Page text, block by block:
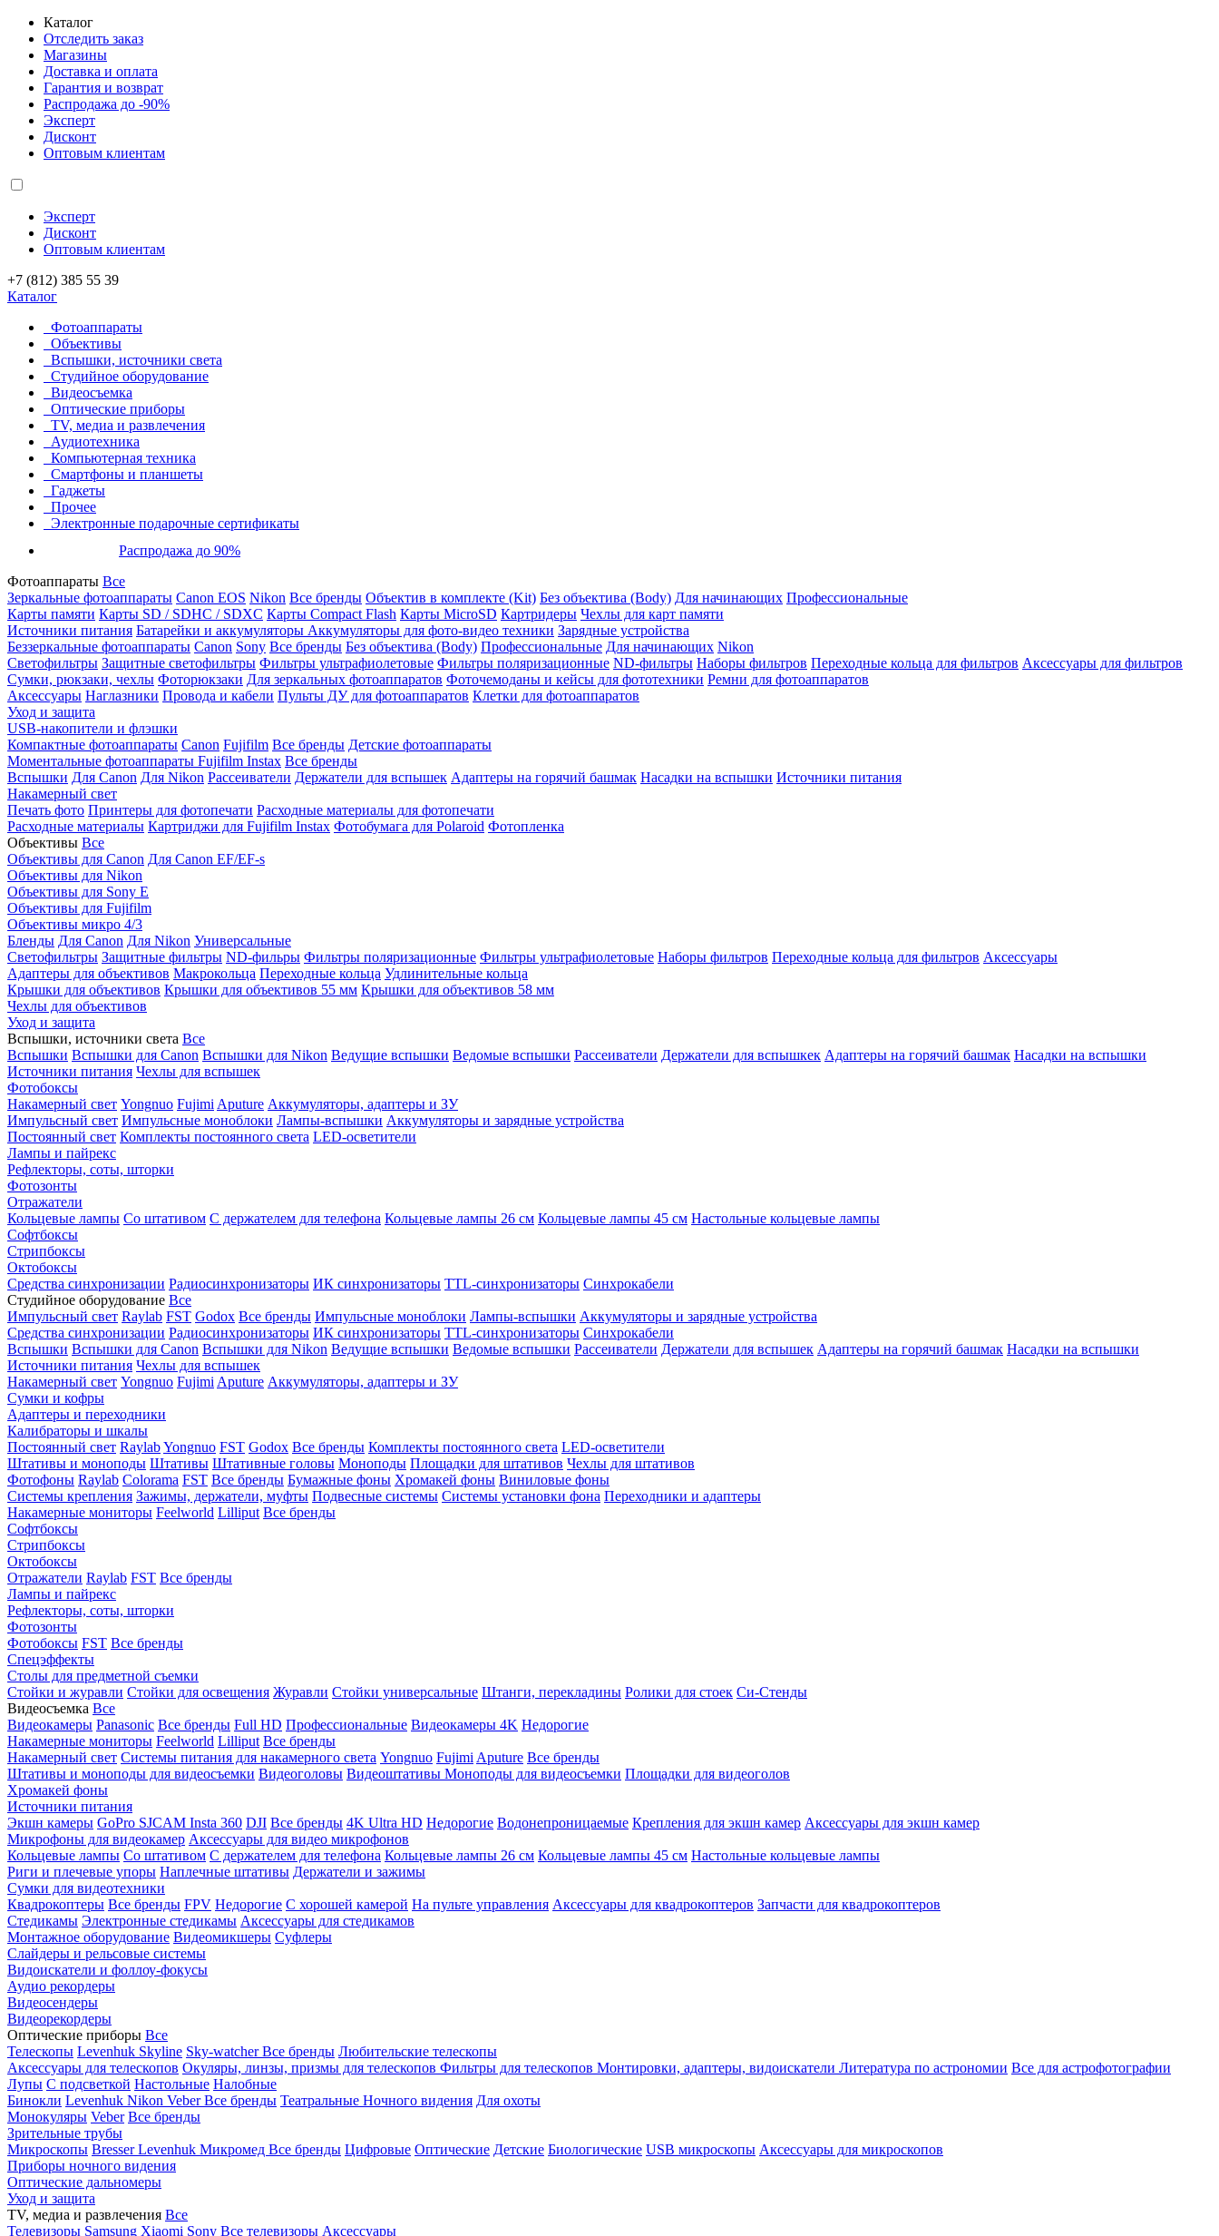
Каталог
Отследить заказ
Магазины
Доставка и оплата
Гарантия и возврат
Распродажа до -90%
Эксперт
Дисконт
Оптовым клиентам
Эксперт
Дисконт
Оптовым клиентам
+7 (812) 385 55 39
Каталог
Фотоаппараты
Объективы
Вспышки, источники света
Студийное оборудование
Видеосъемка
Оптические приборы
TV, медиа и развлечения
Аудиотехника
Компьютерная техника
Смартфоны и планшеты
Гаджеты
Прочее
Электронные подарочные сертификаты
Распродажа до 90%
Фотоаппараты Все
Зеркальные фотоаппараты Canon EOS Nikon Все бренды Объектив в комплекте (Kit) Без объектива (Body) Для начинающих Профессиональные
Карты памяти Карты SD / SDHC / SDXC Карты Compact Flash Карты MicroSD Картридеры Чехлы для карт памяти
Источники питания Батарейки и аккумуляторы Аккумуляторы для фото-видео техники Зарядные устройства
Беззеркальные фотоаппараты Canon Sony Все бренды Без объектива (Body) Профессиональные Для начинающих Nikon
Светофильтры Защитные светофильтры Фильтры ультрафиолетовые Фильтры поляризационные ND-фильтры Наборы фильтров Переходные кольца для фильтров Аксессуары для фильтров
Сумки, рюкзаки, чехлы Фоторюкзаки Для зеркальных фотоаппаратов Фоточемоданы и кейсы для фототехники Ремни для фотоаппаратов
Аксессуары Наглазники Провода и кабели Пульты ДУ для фотоаппаратов Клетки для фотоаппаратов
Уход и защита
USB-накопители и флэшки
Компактные фотоаппараты Canon Fujifilm Все бренды Детские фотоаппараты
Моментальные фотоаппараты Fujifilm Instax Все бренды
Вспышки Для Canon Для Nikon Рассеиватели Держатели для вспышек Адаптеры на горячий башмак Насадки на вспышки Источники питания
Накамерный свет
Печать фото Принтеры для фотопечати Расходные материалы для фотопечати
Расходные материалы Картриджи для Fujifilm Instax Фотобумага для Polaroid Фотопленка
Объективы Все
Объективы для Canon Для Canon EF/EF-s
Объективы для Nikon
Объективы для Sony E
Объективы для Fujifilm
Объективы микро 4/3
Бленды Для Canon Для Nikon Универсальные
Светофильтры Защитные фильтры ND-фильры Фильтры поляризационные Фильтры ультрафиолетовые Наборы фильтров Переходные кольца для фильтров Аксессуары
Адаптеры для объективов Макрокольца Переходные кольца Удлинительные кольца
Крышки для объективов Крышки для объективов 55 мм Крышки для объективов 58 мм
Чехлы для объективов
Уход и защита
Вспышки, источники света Все
Вспышки Вспышки для Canon Вспышки для Nikon Ведущие вспышки Ведомые вспышки Рассеиватели Держатели для вспышкек Адаптеры на горячий башмак Насадки на вспышки
Источники питания Чехлы для вспышек
Фотобоксы
Накамерный свет Yongnuo Fujimi Aputure Аккумуляторы, адаптеры и ЗУ
Импульсный свет Импульсные моноблоки Лампы-вспышки Аккумуляторы и зарядные устройства
Постоянный свет Комплекты постоянного света LED-осветители
Лампы и пайрекс
Рефлекторы, соты, шторки
Фотозонты
Отражатели
Кольцевые лампы Со штативом С держателем для телефона Кольцевые лампы 26 см Кольцевые лампы 45 см Настольные кольцевые лампы
Софтбоксы
Стрипбоксы
Октобоксы
Средства синхронизации Радиосинхронизаторы ИК синхронизаторы TTL-синхронизаторы Синхрокабели
Студийное оборудование Все
Импульсный свет Raylab FST Godox Все бренды Импульсные моноблоки Лампы-вспышки Аккумуляторы и зарядные устройства
Средства синхронизации Радиосинхронизаторы ИК синхронизаторы TTL-синхронизаторы Синхрокабели
Вспышки Вспышки для Canon Вспышки для Nikon Ведущие вспышки Ведомые вспышки Рассеиватели Держатели для вспышек Адаптеры на горячий башмак Насадки на вспышки
Источники питания Чехлы для вспышек
Накамерный свет Yongnuo Fujimi Aputure Аккумуляторы, адаптеры и ЗУ
Сумки и кофры
Адаптеры и переходники
Калибраторы и шкалы
Постоянный свет RaylabYongnuo FST Godox Все бренды Комплекты постоянного света LED-осветители
Штативы и моноподы Штативы Штативные головы Моноподы Площадки для штативов Чехлы для штативов
Фотофоны Raylab Colorama FST Все бренды Бумажные фоны Хромакей фоны Виниловые фоны
Системы крепления Зажимы, держатели, муфты Подвесные системы Системы установки фона Переходники и адаптеры
Накамерные мониторы Feelworld Lilliput Все бренды
Софтбоксы
Стрипбоксы
Октобоксы
Отражатели Raylab FST Все бренды
Лампы и пайрекс
Рефлекторы, соты, шторки
Фотозонты
Фотобоксы FST Все бренды
Спецэффекты
Столы для предметной съемки
Стойки и журавли Стойки для освещения Журавли Стойки универсальные Штанги, перекладины Ролики для стоек Си-Стенды
Видеосъемка Все
Видеокамеры Panasonic Все бренды Full HD Профессиональные Видеокамеры 4K Недорогие
Накамерные мониторы Feelworld Lilliput Все бренды
Накамерный свет Системы питания для накамерного света Yongnuo Fujimi Aputure Все бренды
Штативы и моноподы для видеосъемки Видеоголовы Видеоштативы Моноподы для видеосъемки Площадки для видеоголов
Хромакей фоны
Источники питания
Экшн камеры GoPro SJCAM Insta 360 DJI Все бренды 4K Ultra HD Недорогие Водонепроницаемые Крепления для экшн камер Аксессуары для экшн камер
Микрофоны для видеокамер Аксессуары для видео микрофонов
Кольцевые лампы Со штативом C держателем для телефона Кольцевые лампы 26 см Кольцевые лампы 45 см Настольные кольцевые лампы
Риги и плечевые упоры Наплечные штативы Держатели и зажимы
Сумки для видеотехники
Квадрокоптеры Все бренды FPV Недорогие С хорошей камерой На пульте управления Аксессуары для квадрокоптеров Запчасти для квадрокоптеров
Стедикамы Электронные стедикамы Аксессуары для стедикамов
Монтажное оборудование Видеомикшеры Суфлеры
Слайдеры и рельсовые системы
Видоискатели и фоллоу-фокусы
Аудио рекордеры
Видеосендеры
Видеорекордеры
Оптические приборы Все
Телескопы Levenhuk Skyline Sky-watcherВсе бренды Любительские телескопы
Аксессуары для телескопов Окуляры, линзы, призмы для телескопов Фильтры для телескопов Монтировки, адаптеры, видоискатели Литература по астрономии Все для астрофотографии
Лупы С подсветкой Настольные Налобные
Бинокли Levenhuk Nikon VeberВсе бренды Театральные Ночного видения Для охоты
Монокуляры Veber Все бренды
Зрительные трубы
Микроскопы BresserLevenhuk Микромед Все бренды Цифровые Оптические Детские Биологические USB микроскопы Аксессуары для микроскопов
Приборы ночного видения
Оптические дальномеры
Уход и защита
TV, медиа и развлечения Все
Телевизоры Samsung Xiaomi Sony Все телевизоры Аксессуары